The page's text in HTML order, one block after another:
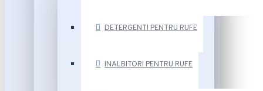
DETERGENTI PENTRU RUFE
INALBITORI PENTRU RUFE